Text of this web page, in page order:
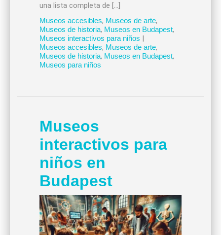
una lista completa de […]
Museos accesibles, Museos de arte,
Museos de historia, Museos en Budapest,
Museos interactivos para niños |
Museos accesibles, Museos de arte,
Museos de historia, Museos en Budapest,
Museos para niños
Museos
interactivos para
niños en
Budapest